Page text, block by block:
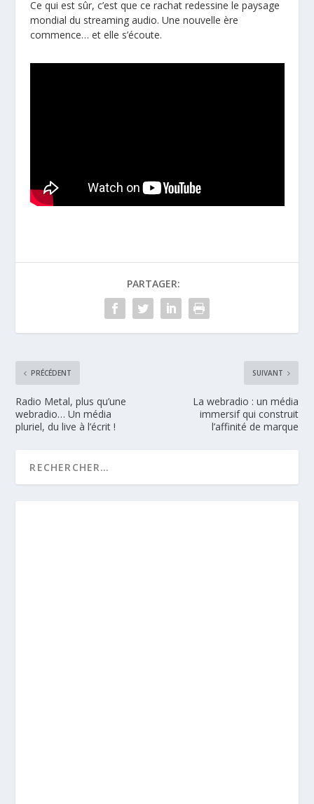
Ce qui est sûr, c’est que ce rachat redessine le paysage
mondial du streaming audio. Une nouvelle ère
commence… et elle s’écoute.
PARTAGER:
PRÉCÉDENT
Radio Metal, plus qu’une
webradio… Un média
pluriel, du live à l’écrit !
SUIVANT
La webradio : un média
immersif qui construit
l’affinité de marque